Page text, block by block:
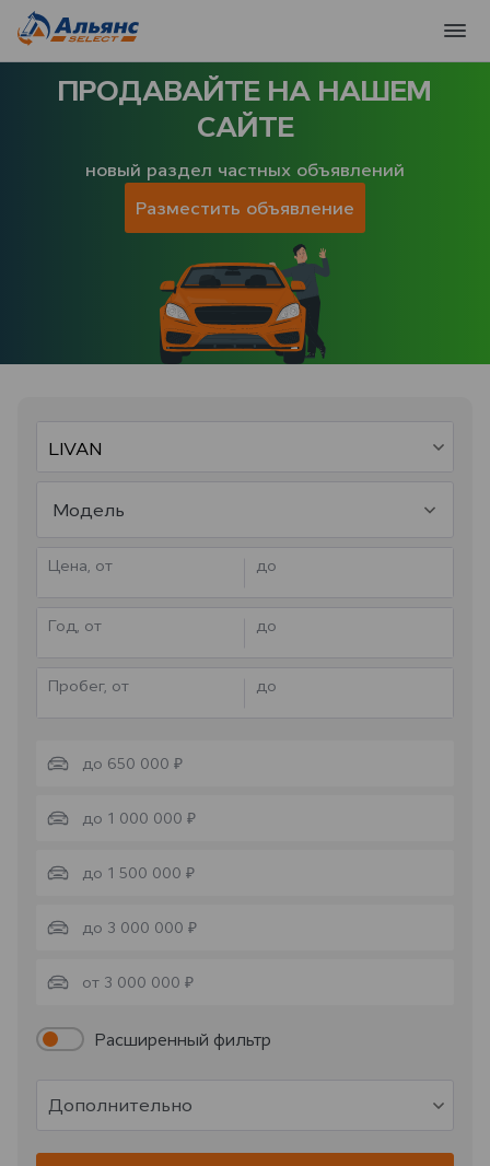
ПРОДАВАЙТЕ НА НАШЕМ
САЙТЕ
новый раздел частных объявлений
Разместить объявление
Модель
Цена, от до
Год, от до
Пробег, от до
до 650 000 ₽
до 1 000 000 ₽
до 1 500 000 ₽
до 3 000 000 ₽
от 3 000 000 ₽
Расширенный фильтр
Дополнительно